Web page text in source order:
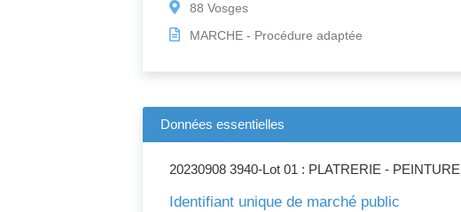
88 Vosges
MARCHE - Procédure adaptée
Données essentielles
20230908 3940-Lot 01 : PLATRERIE - PEINTURE
Identifiant unique de marché public